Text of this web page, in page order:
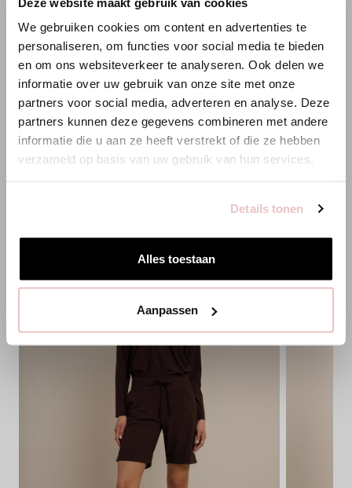
We gebruiken cookies om content en advertenties te
personaliseren, om functies voor social media te bieden
en om ons websiteverkeer te analyseren. Ook delen we
informatie over uw gebruik van onze site met onze
partners voor social media, adverteren en analyse. Deze
partners kunnen deze gegevens combineren met andere
informatie die u aan ze heeft verstrekt of die ze hebben
verzameld op basis van uw gebruik van hun services.
Details tonen
Alles toestaan
Aanpassen
XXS XS S M L XL XXL 3XL XXS
WILLKOMMEN BEI STUDIO
ANNELOES
Es scheint, dass du uns von einem anderen Land aus
Bist du am richtigen Ort?
Zur niederländischen Seite wechseln